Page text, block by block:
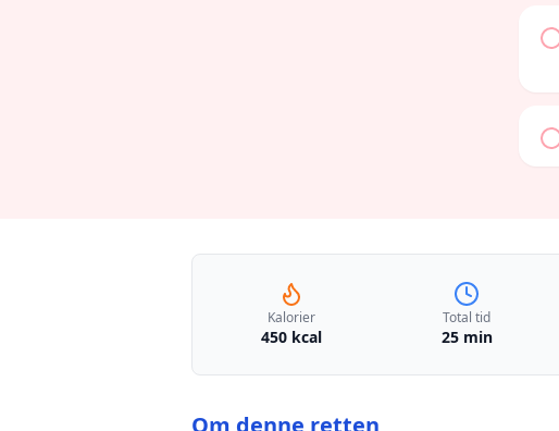
Kalorier
450 kcal
Total tid
25 min
Om denne retten